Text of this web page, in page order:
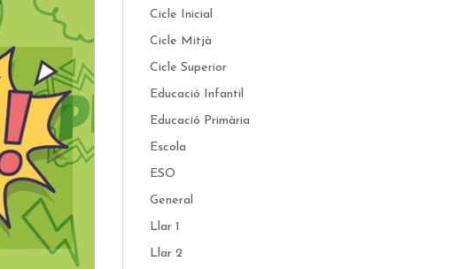
Cicle Inicial
Cicle Mitjà
Cicle Superior
Educació Infantil
Educació Primària
Escola
ESO
General
Llar 1
Llar 2